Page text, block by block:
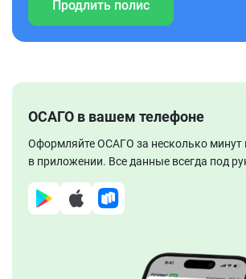
Продлить полис
ОСАГО в вашем телефоне
Оформляйте ОСАГО за несколько минут
в приложении. Все данные всегда под